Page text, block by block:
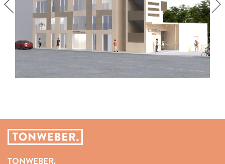
TONWEBER.